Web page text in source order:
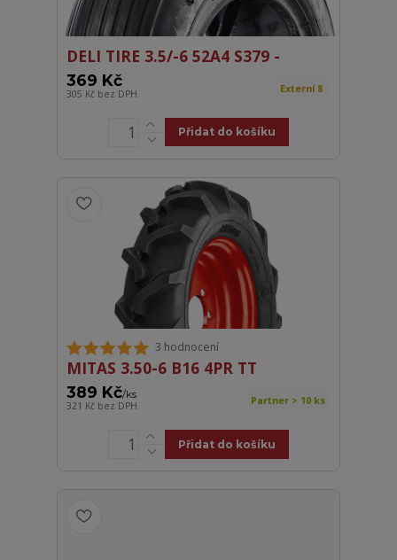
DELI TIRE 3.5/-6 52A4 S379 -
369 Kč
305 Kč bez DPH Externí 8
Přidat do košíku
3 hodnocení
MITAS 3.50-6 B16 4PR TT
389 Kč/ks
321 Kč bez DPH Partner > 10 ks
Přidat do košíku